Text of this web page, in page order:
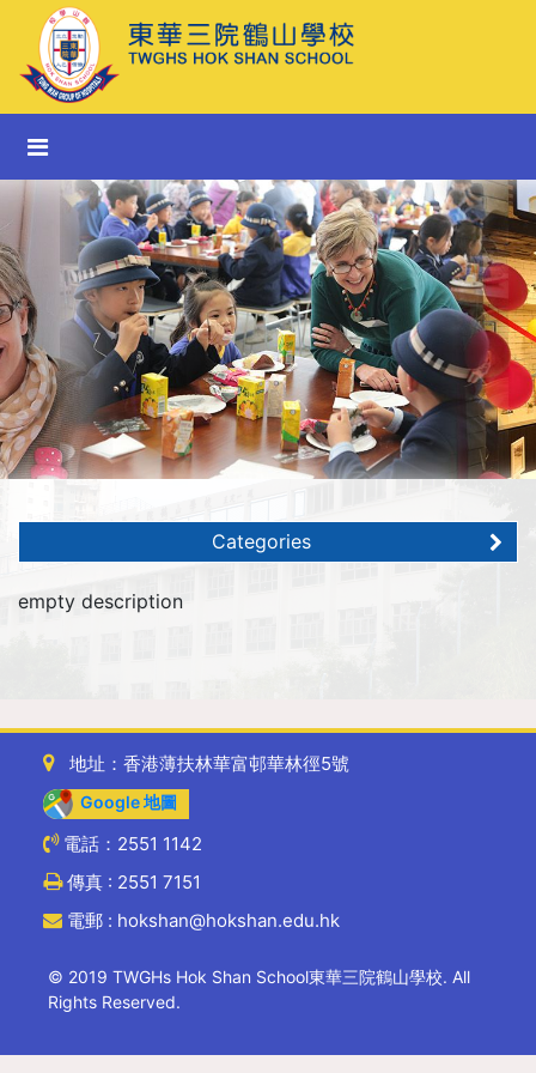
Categories
empty description
地址：香港薄扶林華富邨華林徑5號
Google 地圖
電話：2551 1142
傳真 : 2551 7151
電郵 : hokshan@hokshan.edu.hk
© 2019 TWGHs Hok Shan School東華三院鶴山學校. All
Rights Reserved.